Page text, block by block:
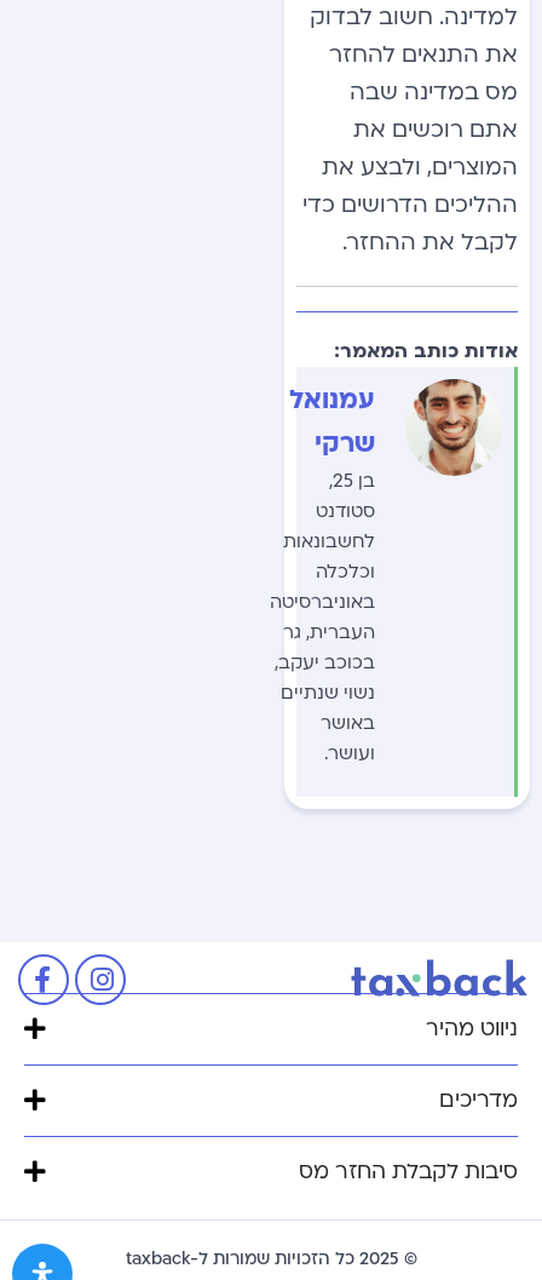
למדינה. חשוב לבדוק
את התנאים להחזר
מס במדינה שבה
אתם רוכשים את
המוצרים, ולבצע את
ההליכים הדרושים כדי
לקבל את ההחזר.
אודות כותב המאמר:
עמנואל
שרקי
בן 25,
סטודנט
לחשבונאות
וכלכלה
באוניברסיטה
העברית, גר
בכוכב יעקב,
נשוי שנתיים
באושר
ועושר.
ניווט מהיר
מדריכים
סיבות לקבלת החזר מס
© 2025 כל הזכויות שמורות ל-taxback